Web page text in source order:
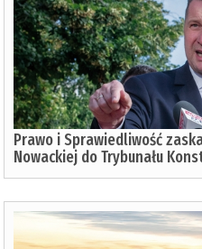
Prawo i Sprawiedliwość
Nowackiej do Trybunału